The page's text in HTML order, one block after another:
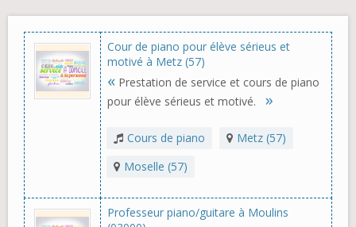
Cour de piano pour élève sérieus et
motivé à Metz (57)
« Prestation de service et cours de piano
pour élève sérieus et motivé. »
Cours de piano
Metz (57)
Moselle (57)
Professeur piano/guitare à Moulins